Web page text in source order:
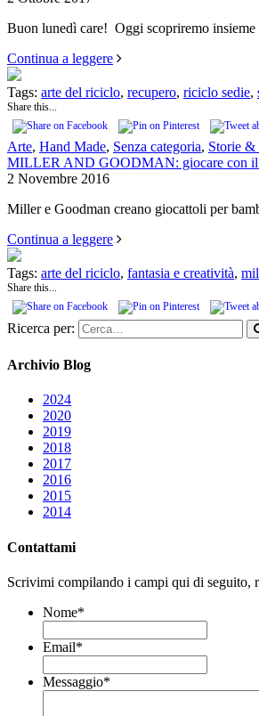
Buon lunedì care! Oggi scopriremo
Continua a leggere
Tags: arte del riciclo, recupero, riciclo sedie,
Share this...
Arte, Hand Made, Senza categoria, Storie &
MILLER AND GOODMAN: giocare con
2 Novembre 2016
Miller e Goodman creano giocattoli per
Continua a leggere
Tags: arte del riciclo, fantasia e creatività,
Share this...
Ricerca per:
Archivio Blog
2024
2020
2019
2018
2017
2016
2015
2014
Contattami
Scrivimi compilando i campi qui di seguito,
Nome*
Email*
Messaggio*